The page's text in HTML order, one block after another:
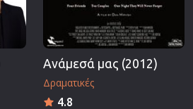
Ανάμεσά μας (2012)
Δραματικές
4.8